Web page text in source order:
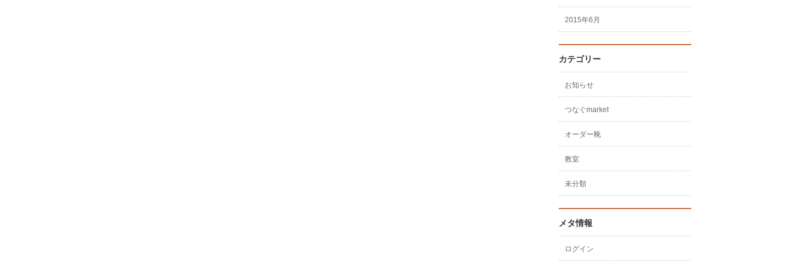
2015年6月
カテゴリー
お知らせ
つなぐmarket
オーダー靴
教室
未分類
メタ情報
ログイン